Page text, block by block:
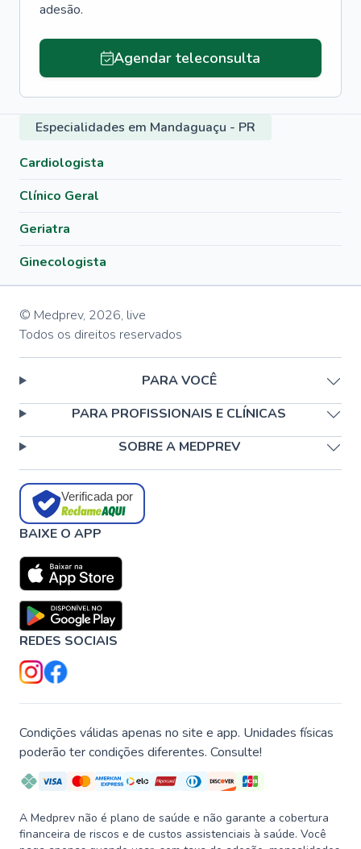
adesão.
Agendar teleconsulta
Especialidades em Mandaguaçu - PR
Cardiologista
Clínico Geral
Geriatra
Ginecologista
© Medprev, 2026, live
Todos os direitos reservados
PARA VOCÊ
PARA PROFISSIONAIS E CLÍNICAS
SOBRE A MEDPREV
Verificada por
BAIXE O APP
REDES SOCIAIS
Condições válidas apenas no site e app. Unidades físicas
poderão ter condições diferentes. Consulte!
A Medprev não é plano de saúde e não garante a cobertura
financeira de riscos e de custos assistenciais à saúde. Você